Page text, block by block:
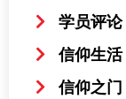
学员评论
信仰生活
信仰之门